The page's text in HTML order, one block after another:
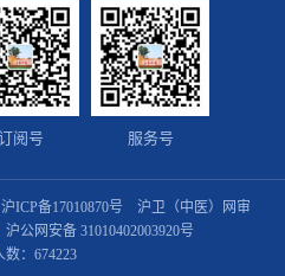
阅号 服务号
沪ICP备17010870号 沪卫（中医）网审
沪公网安备 31010402003920号
： 674223